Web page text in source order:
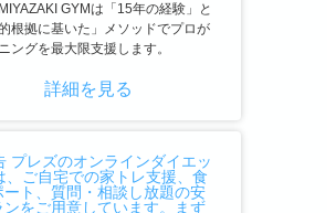
GYMは「15年の経験」と
的根拠に基いた」メソッドでプロが
ングを最大限支援します。
詳細を見る